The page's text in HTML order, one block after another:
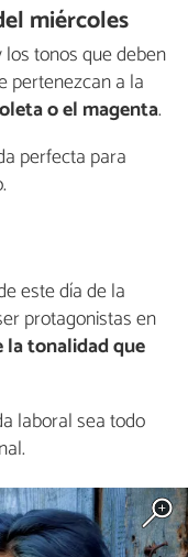
miércoles
tonos que deben
pertenezcan a la
o el magenta.
perfecta para
este día de la
protagonistas en
la tonalidad que
laboral sea todo